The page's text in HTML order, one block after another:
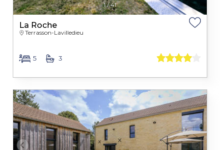
1/41
La Roche
Terrasson-Lavilledieu
5 3